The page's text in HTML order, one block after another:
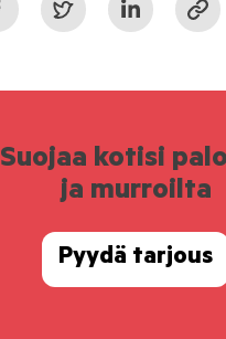
Suojaa kotisi
ja murroilta
Pyydä tarjous